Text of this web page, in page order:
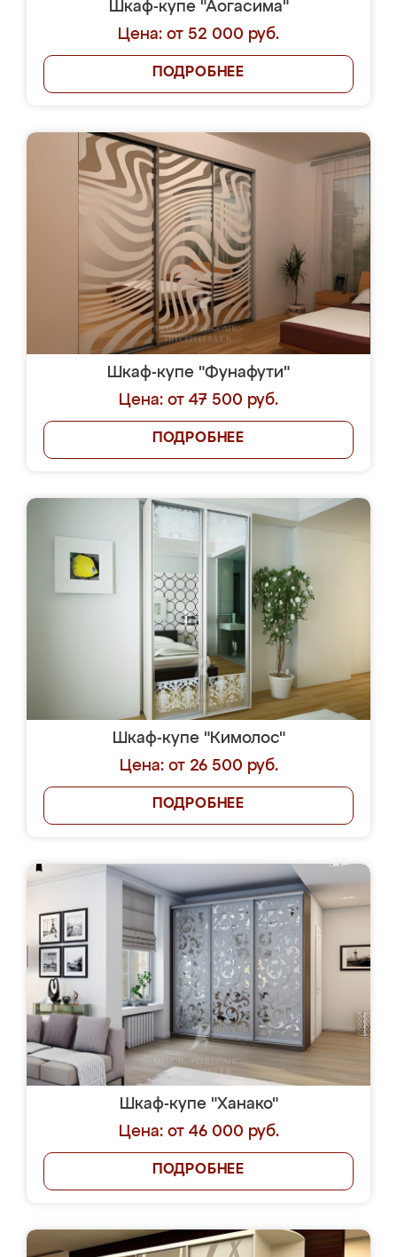
Шкаф-купе "Аогасима"
Цена: от 52 000 руб.
ПОДРОБНЕЕ
Шкаф-купе "Фунафути"
Цена: от 47 500 руб.
ПОДРОБНЕЕ
Шкаф-купе "Кимолос"
Цена: от 26 500 руб.
ПОДРОБНЕЕ
Шкаф-купе "Ханако"
Цена: от 46 000 руб.
ПОДРОБНЕЕ